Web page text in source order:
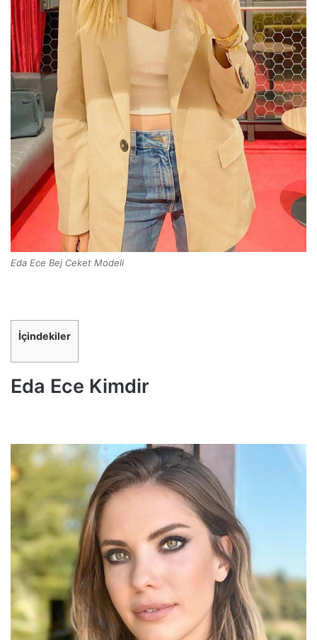
Eda Ece Bej Ceket Modeli
İçindekiler
Eda Ece Kimdir